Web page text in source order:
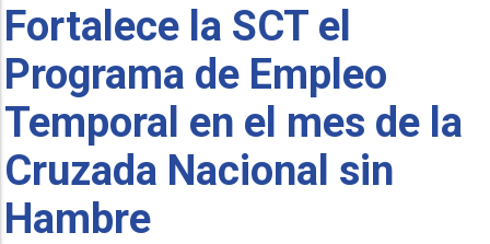
Fortalece la SCT el
Programa de Empleo
Temporal en el mes de la
Cruzada Nacional sin
Hambre